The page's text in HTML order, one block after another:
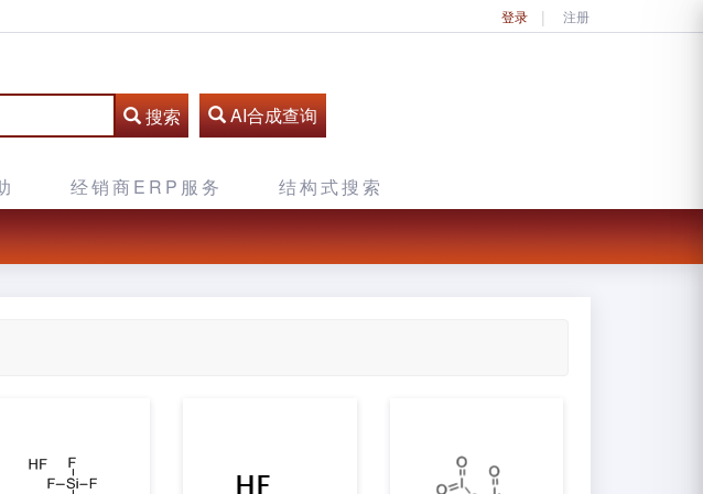
登录 注册
搜索 AI合成查询
经销商ERP服务 结构式搜索